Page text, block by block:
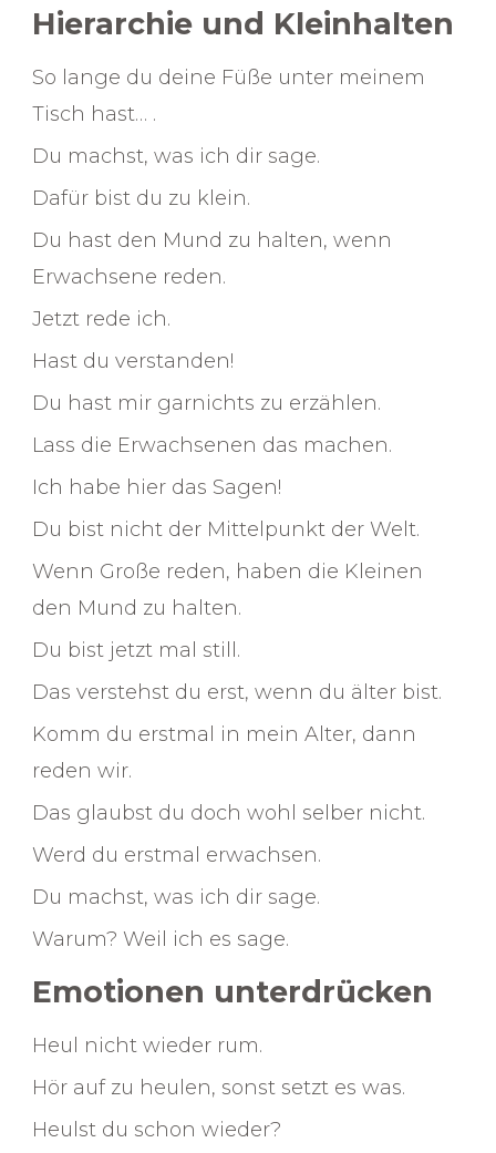
Hierarchie und Kleinhalten
So lange du deine Füße unter meinem
Tisch hast… .
Du machst, was ich dir sage.
Dafür bist du zu klein.
Du hast den Mund zu halten, wenn
Erwachsene reden.
Jetzt rede ich.
Hast du verstanden!
Du hast mir garnichts zu erzählen.
Lass die Erwachsenen das machen.
Ich habe hier das Sagen!
Du bist nicht der Mittelpunkt der Welt.
Wenn Große reden, haben die Kleinen
den Mund zu halten.
Du bist jetzt mal still.
Das verstehst du erst, wenn du älter bist.
Komm du erstmal in mein Alter, dann
reden wir.
Das glaubst du doch wohl selber nicht.
Werd du erstmal erwachsen.
Du machst, was ich dir sage.
Warum? Weil ich es sage.
Emotionen unterdrücken
Heul nicht wieder rum.
Hör auf zu heulen, sonst setzt es was.
Heulst du schon wieder?